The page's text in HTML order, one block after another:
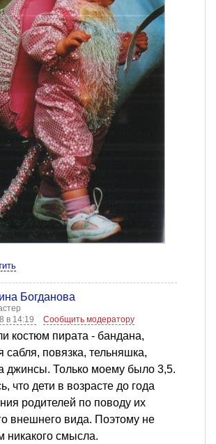
Богданова
в 14:19
Сообщить модератору
костюм пирата - бандана,
сабля, повязка, тельняшка,
джинсы. Только моему было 3,5.
что дети в возрасте до года
родителей по поводу их
внешнего вида. Поэтому не
никакого смысла.